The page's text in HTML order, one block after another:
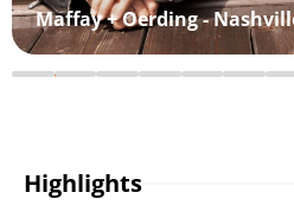
Maffay + Oerding -
Highlights